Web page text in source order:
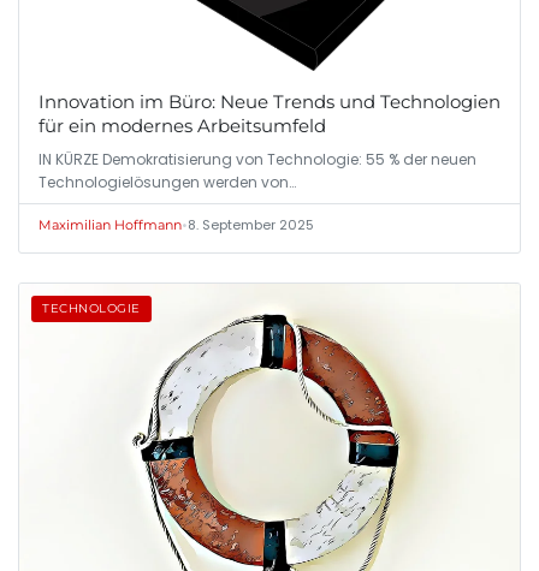
Innovation im Büro: Neue Trends und Technologien
für ein modernes Arbeitsumfeld
IN KÜRZE Demokratisierung von Technologie: 55 % der neuen
Technologielösungen werden von…
Maximilian Hoffmann•8. September 2025
TECHNOLOGIE